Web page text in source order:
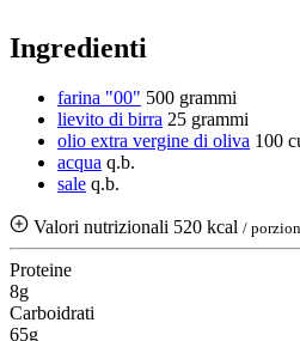
Ingredienti
farina "00" 500 grammi
lievito di birra 25 grammi
olio extra vergine di oliva 100
acqua q.b.
sale q.b.
Valori nutrizionali 520 kcal /
Proteine
8g
Carboidrati
65g